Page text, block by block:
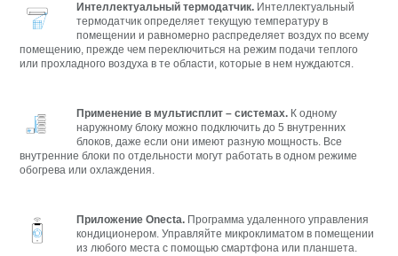
Интеллектуальный термодатчик. Интеллектуальный
термодатчик определяет текущую температуру в
помещении и равномерно распределяет воздух по всему
помещению, прежде чем переключиться на режим подачи теплого
или прохладного воздуха в те области, которые в нем нуждаются.
Применение в мультисплит – системах. К одному
наружному блоку можно подключить до 5 внутренних
блоков, даже если они имеют разную мощность. Все
внутренние блоки по отдельности могут работать в одном режиме
обогрева или охлаждения.
ПриложениеOnecta. Программа удаленного управления
кондиционером. Управляйте микроклиматом в помещении
из любого места с помощью смартфона или планшета.